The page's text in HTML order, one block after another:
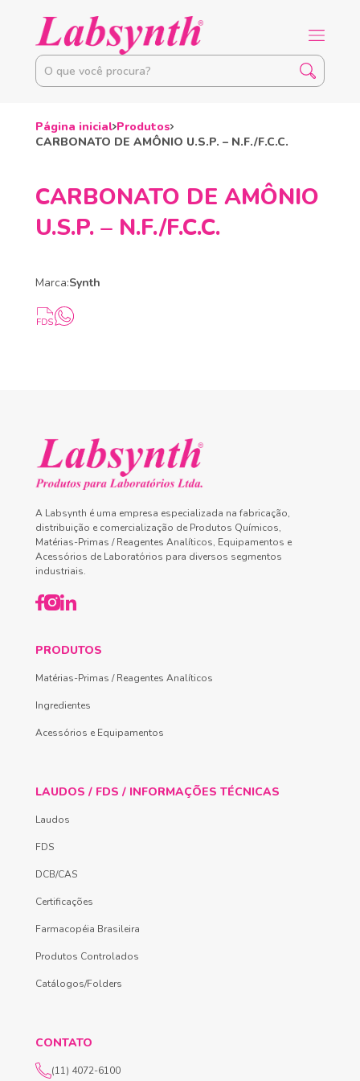
Página inicial Produtos
CARBONATO DE AMÔNIO U.S.P. – N.F./F.C.C.
CARBONATO DE AMÔNIO
U.S.P. – N.F./F.C.C.
Marca:Synth
A Labsynth é uma empresa especializada na fabricação,
distribuição e comercialização de Produtos Químicos,
Matérias-Primas / Reagentes Analíticos, Equipamentos e
Acessórios de Laboratórios para diversos segmentos
industriais.
PRODUTOS
Matérias-Primas / Reagentes Analíticos
Ingredientes
Acessórios e Equipamentos
LAUDOS / FDS / INFORMAÇÕES TÉCNICAS
Laudos
FDS
DCB/CAS
Certificações
Farmacopéia Brasileira
Produtos Controlados
Catálogos/Folders
CONTATO
(11) 4072-6100